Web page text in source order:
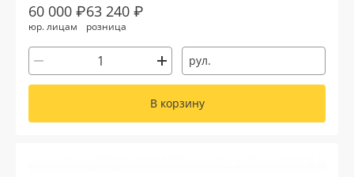
60 000 ₽
юр. лицам
63 240 ₽
розница
рул.
В корзину